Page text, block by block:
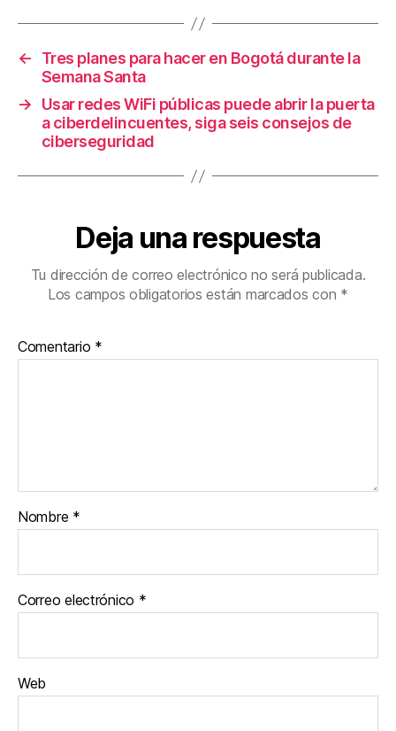
o
o
k
tir
←
Tres planes para hacer en Bogotá durante la
Semana Santa
→
Usar redes WiFi públicas puede abrir la puerta
a ciberdelincuentes, siga seis consejos de
ciberseguridad
Deja una respuesta
Tu dirección de correo electrónico no será publicada.
Los campos obligatorios están marcados con *
Comentario *
Nombre *
Correo electrónico *
Web